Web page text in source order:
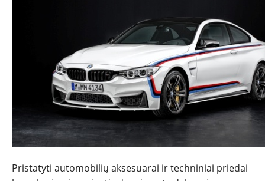
TESTAI
NAUJI
NAUDOTI
REPORTAŽAI
SPORTAS
Pristatyti automobilių aksesuarai ir techniniai priedai